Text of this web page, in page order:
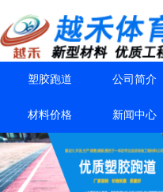
塑胶跑道 公司简介
材料价格 新闻中心